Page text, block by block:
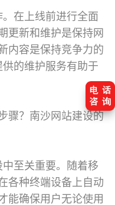
在上线前进行全面
更新和维护是保持网
内容是保持竞争力的
的维护服务有助于
骤？ 南沙网站建设的
至关重要。随着移
各种终端设备上自动
能确保用户无论使用